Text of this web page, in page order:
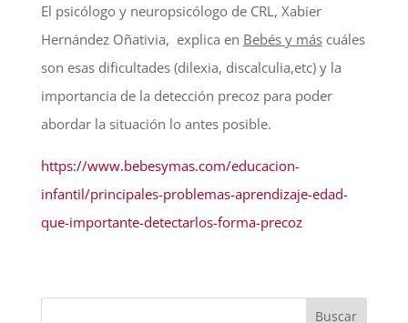
El psicólogo y neuropsicólogo de CRL, Xabier
Hernández Oñativia, explica en Bebés y máscuáles
son esas dificultades (dilexia, discalculia,etc) y la
importancia de la detección precoz para poder
abordar la situación lo antes posible.
https://www.bebesymas.com/educacion-
infantil/principales-problemas-aprendizaje-edad-
que-importante-detectarlos-forma-precoz